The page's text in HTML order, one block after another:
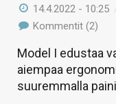
14.4.2022 - 10:25
Kommentit (2)
Model I edustaa
aiempaa
suuremmalla